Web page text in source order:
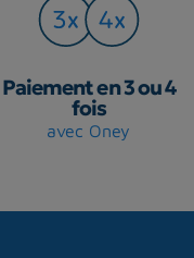
Paiement en 3 ou 4
fois
avec Oney